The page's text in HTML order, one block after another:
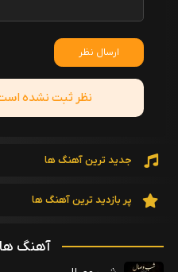
ارسال نظر
نظر ثبت نشده
جدید ترین آهنگ ها
پر بازدید ترین آهنگ ها
آهنگ